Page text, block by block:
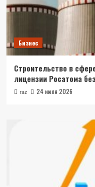
Бизнес
Строительство в
лицензии Росатома
raz 24 июля 2026